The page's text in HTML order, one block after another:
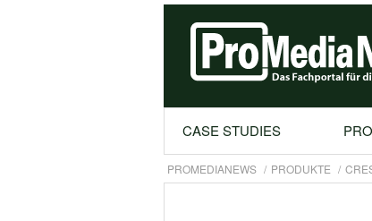
CASE STUDIES
PROMEDIANEWS PRODUKTE